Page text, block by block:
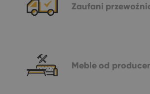
Zaufani
Meble od